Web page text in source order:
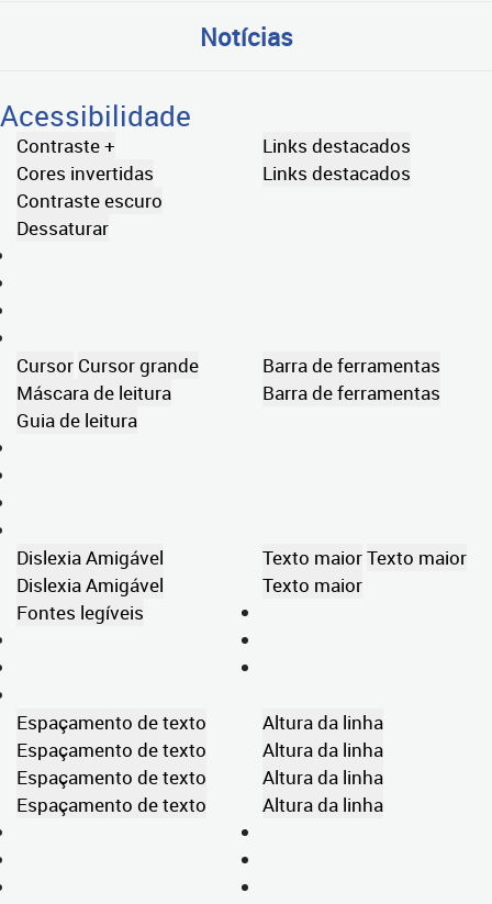
Notícias
Acessibilidade
Contraste +
Cores invertidas
Contraste escuro
Dessaturar
Links destacados
Links destacados
Cursor Cursor grande
Máscara de leitura
Guia de leitura
Barra de ferramentas
Barra de ferramentas
Dislexia Amigável
Dislexia Amigável
Fontes legíveis
Texto maiorTexto maior
Texto maior
Espaçamento de texto
Espaçamento de texto
Espaçamento de texto
Espaçamento de texto
Altura da linha
Altura da linha
Altura da linha
Altura da linha